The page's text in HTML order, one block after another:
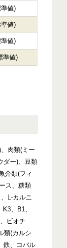
値)
値)
値)
準値)
肉類(ミー
ダー)、豆類
介類(フィ
ス、糖類
L-カルニ
、B1、
ビオチ
類(カルシ
鉄、コバル